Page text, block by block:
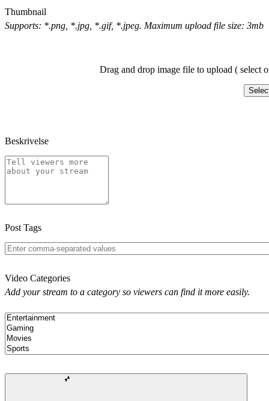
Thumbnail
Supports: *.png, *.jpg, *.gif, *.jpeg. Maximum upload file size: 3mb
Drag and drop image file to upload ( select
Beskrivelse
Post Tags
Video Categories
Add your stream to a category so viewers can find it more easily.